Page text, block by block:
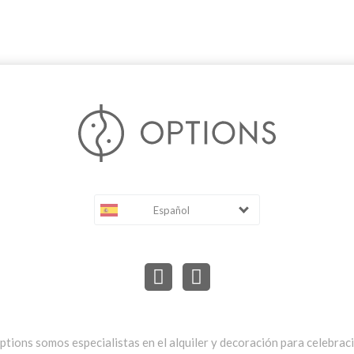
Español
somos especialistas en el alquiler y decoración para